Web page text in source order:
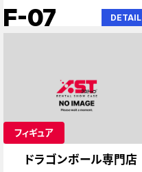
めーしょんウエハー
F-07 DETAIL
フィギュア
ドラゴンボール専門店